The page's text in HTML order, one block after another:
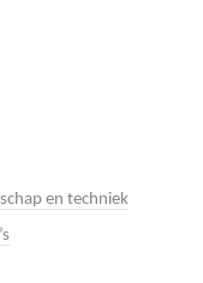
en techniek